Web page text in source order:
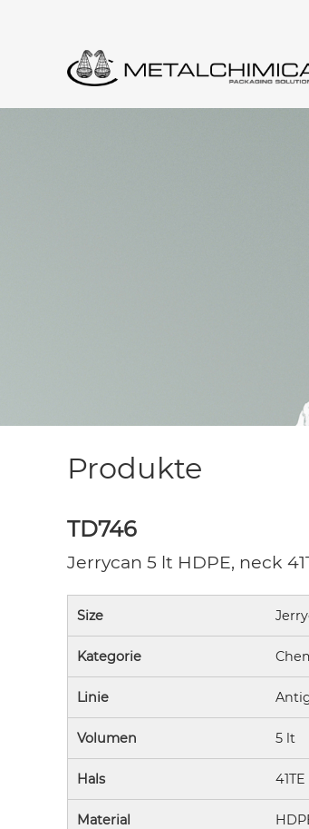
Produkte
TD746
Jerrycan 5 lt HDPE, neck
Size
Kategorie
Linie
Volumen 5 lt
Hals 41TE
Material